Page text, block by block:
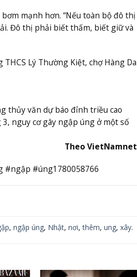
mạnh hơn. “Nếu toàn bộ đô thị
Đô thị phải biết thấm, biết giữ và
Lý Thường Kiệt, chợ Hàng Da
thủy văn dự báo đỉnh triều cao
nguy cơ gây ngập úng ở một số
Theo VietNamnet
#úng1780058766
, ngập úng, Nhật, nơi,thêm, ung, xây.